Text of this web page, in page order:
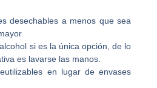
a menos que sea
si es la única opción, de lo
es lavarse las manos.
en lugar de envases